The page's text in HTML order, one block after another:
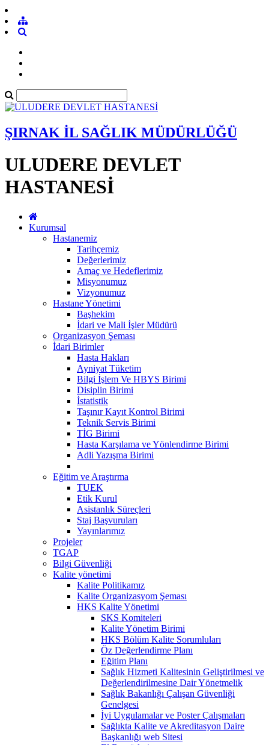
ŞIRNAK İL SAĞLIK MÜDÜRLÜĞÜ
ULUDERE DEVLET
HASTANESİ
Kurumsal
Hastanemiz
Tarihçemiz
Değerlerimiz
Amaç ve Hedeflerimiz
Misyonumuz
Vizyonumuz
Hastane Yönetimi
Başhekim
İdari ve Mali İşler Müdürü
Organizasyon Şeması
İdari Birimler
Hasta Hakları
Ayniyat Tüketim
Bilgi İşlem Ve HBYS Birimi
Disiplin Birimi
İstatistik
Taşınır Kayıt Kontrol Birimi
Teknik Servis Birimi
TİG Birimi
Hasta Karşılama ve Yönlendirme Birimi
Adli Yazışma Birimi
Eğitim ve Araştırma
TUEK
Etik Kurul
Asistanlık Süreçleri
Staj Başvuruları
Yayınlarımız
Projeler
TGAP
Bilgi Güvenliği
Kalite yönetimi
Kalite Politikamız
Kalite Organizasyom Şeması
HKS Kalite Yönetimi
SKS Komiteleri
Kalite Yönetim Birimi
HKS Bölüm Kalite Sorumluları
Öz Değerlendirme Planı
Eğitim Planı
Sağlık Hizmeti Kalitesinin Geliştirilmesi ve
Değerlendirilmesine Dair Yönetmelik
Sağlık Bakanlığı Çalışan Güvenliği
Genelgesi
İyi Uygulamalar ve Poster Çalışmaları
Sağlıkta Kalite ve Akreditasyon Daire
Başkanlığı web Sitesi